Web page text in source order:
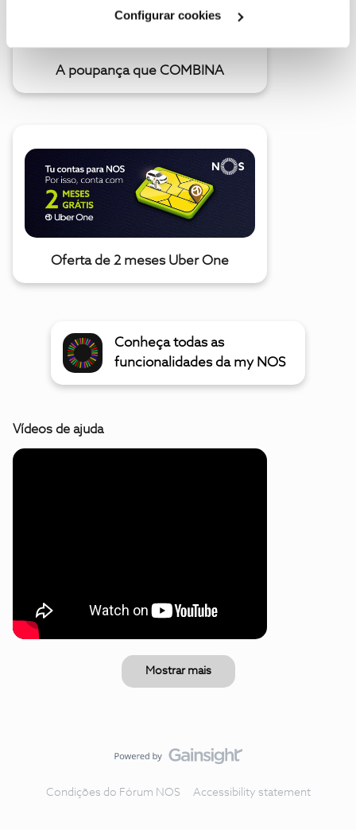
Configurar cookies
A poupança que COMBINA
Oferta de 2 meses Uber One
Conheça todas as
funcionalidades da my NOS
Vídeos de ajuda
Mostrar mais
Condições do Fórum NOS Accessibility statement